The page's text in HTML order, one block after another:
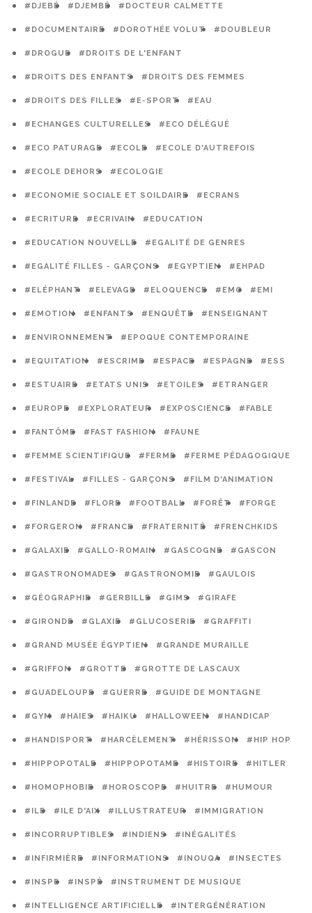
#DJEBÉ #DJEMBÉ #DOCTEUR CALMETTE
#DOCUMENTAIRE #DOROTHÉE VOLUT #DOUBLEUR
#DROGUE #DROITS DE L'ENFANT
#DROITS DES ENFANTS #DROITS DES FEMMES
#DROITS DES FILLES #E-SPORT #EAU
#ECHANGES CULTURELLES #ECO DÉLÉGUÉ
#ECO PATURAGE #ECOLE #ECOLE D'AUTREFOIS
#ECOLE DEHORS #ECOLOGIE
#ECONOMIE SOCIALE ET SOILDAIRE #ECRANS
#ECRITURE #ECRIVAIN #EDUCATION
#EDUCATION NOUVELLE #EGALITÉ DE GENRES
#EGALITÉ FILLES - GARÇONS #EGYPTIEN #EHPAD
#ELÉPHANT #ELEVAGE #ELOQUENCE #EMC #EMI
#EMOTION #ENFANTS #ENQUÊTE #ENSEIGNANT
#ENVIRONNEMENT #EPOQUE CONTEMPORAINE
#EQUITATION #ESCRIME #ESPACE #ESPAGNE #ESS
#ESTUAIRE #ETATS UNIS #ETOILES #ETRANGER
#EUROPE #EXPLORATEUR #EXPOSCIENCE #FABLE
#FANTÔME #FAST FASHION #FAUNE
#FEMME SCIENTIFIQUE #FERME #FERME PÉDAGOGIQUE
#FESTIVAL #FILLES - GARÇONS #FILM D'ANIMATION
#FINLANDE #FLORE #FOOTBALL #FORÊT #FORGE
#FORGERON #FRANCE #FRATERNITÉ #FRENCHKIDS
#GALAXIE #GALLO-ROMAIN #GASCOGNE #GASCON
#GASTRONOMADES #GASTRONOMIE #GAULOIS
#GÉOGRAPHIE #GERBILLE #GIMS #GIRAFE
#GIRONDE #GLAXIE #GLUCOSERIE #GRAFFITI
#GRAND MUSÉE ÉGYPTIEN #GRANDE MURAILLE
#GRIFFON #GROTTE #GROTTE DE LASCAUX
#GUADELOUPE #GUERRE #GUIDE DE MONTAGNE
#GYM #HAIES #HAIKU #HALLOWEEN #HANDICAP
#HANDISPORT #HARCÈLEMENT #HÉRISSON #HIP HOP
#HIPPOPOTALE #HIPPOPOTAME #HISTOIRE #HITLER
#HOMOPHOBIE #HOROSCOPE #HUITRE #HUMOUR
#ILE #ILE D'AIX #ILLUSTRATEUR #IMMIGRATION
#INCORRUPTIBLES #INDIENS #INÉGALITÉS
#INFIRMIÈRE #INFORMATIONS #INOUQA #INSECTES
#INSPE #INSPÉ #INSTRUMENT DE MUSIQUE
#INTELLIGENCE ARTIFICIELLE #INTERGÉNÉRATION